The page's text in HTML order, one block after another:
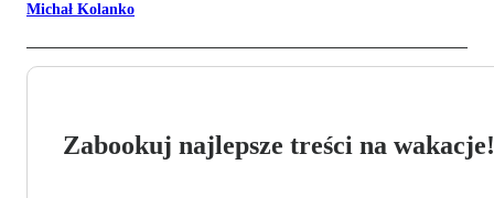
Michał Kolanko
Zabookuj najlepsze treści na wakacje!